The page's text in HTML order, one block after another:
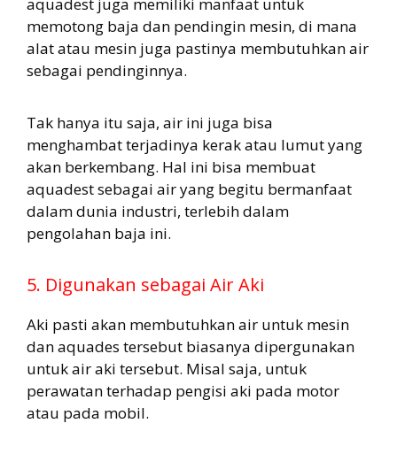
aquadest juga memiliki manfaat untuk
memotong baja dan pendingin mesin, di mana
alat atau mesin juga pastinya membutuhkan air
sebagai pendinginnya.
Tak hanya itu saja, air ini juga bisa
menghambat terjadinya kerak atau lumut yang
akan berkembang. Hal ini bisa membuat
aquadest sebagai air yang begitu bermanfaat
dalam dunia industri, terlebih dalam
pengolahan baja ini.
5. Digunakan sebagai Air Aki
Aki pasti akan membutuhkan air untuk mesin
dan aquades tersebut biasanya dipergunakan
untuk air aki tersebut. Misal saja, untuk
perawatan terhadap pengisi aki pada motor
atau pada mobil.